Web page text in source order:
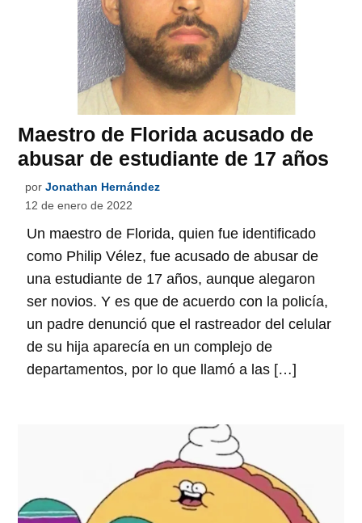
Maestro de Florida acusado de
abusar de estudiante de 17 años
por Jonathan Hernández
12 de enero de 2022
Un maestro de Florida, quien fue identificado
como Philip Vélez, fue acusado de abusar de
una estudiante de 17 años, aunque alegaron
ser novios. Y es que de acuerdo con la policía,
un padre denunció que el rastreador del celular
de su hija aparecía en un complejo de
departamentos, por lo que llamó a las […]